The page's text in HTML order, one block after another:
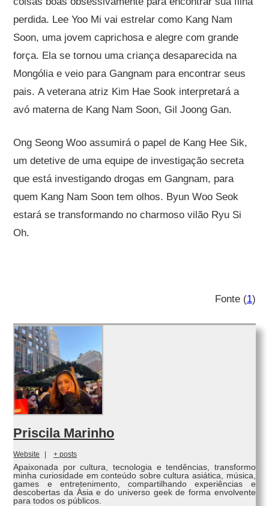
perdida. Lee Yoo Mi vai estrelar como Kang Nam
Soon, uma jovem caprichosa e alegre com grande
força. Ela se tornou uma criança desaparecida na
Mongólia e veio para Gangnam para encontrar seus
pais. A veterana atriz Kim Hae Sook interpretará a
avó materna de Kang Nam Soon, Gil Joong Gan.
Ong Seong Woo assumirá o papel de Kang Hee Sik,
um detetive de uma equipe de investigação secreta
que está investigando drogas em Gangnam, para
quem Kang Nam Soon tem olhos. Byun Woo Seok
estará se transformando no charmoso vilão Ryu Si
Oh.
Fonte (1)
Priscila Marinho
Website + posts
Apaixonada por cultura, tecnologia e tendências, transformo
minha curiosidade em conteúdo sobre cultura asiática, música,
games e entretenimento, compartilhando experiências e
descobertas da Ásia e do universo geek de forma envolvente
para todos os públicos.